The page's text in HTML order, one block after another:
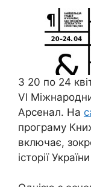
З 20 по 24
VI
Арсенал. На
програму
включає,
історії